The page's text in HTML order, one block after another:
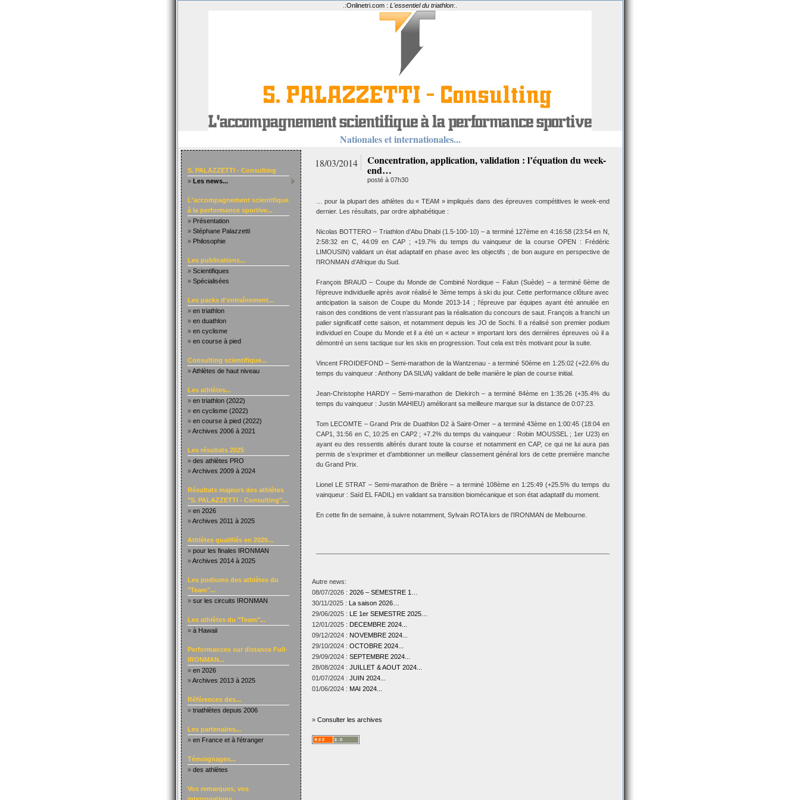
.:Onlinetri.com : L'essentiel du triathlon:.
Nationales et internationales...
S. PALAZZETTI - Consulting
» Les news...
L'accompagnement scientifique
à la performance sportive...
» Présentation
» Stéphane Palazzetti
» Philosophie
Les publications...
» Scientifiques
» Spécialisées
Les packs d'entraînement...
» en triathlon
» en duathlon
» en cyclisme
» en course à pied
Consulting scientifique...
»Athlètes de haut niveau
Les athlètes...
» en triathlon (2022)
» en cyclisme (2022)
» en course à pied (2022)
»Archives 2006 à 2021
Les résultats 2025
» des athlètes PRO
»Archives 2009 à 2024
Résultats majeurs des athlètes
"S. PALAZZETTI - Consulting"...
» en 2026
»Archives 2011 à 2025
Athlètes qualifiés en 2026...
» pour les finales IRONMAN
»Archives 2014 à 2025
Les podiums des athlètes du
"Team"...
» sur les circuits IRONMAN
Les athlètes du "Team"...
» à Hawaii
Performances sur distance Full-
IRONMAN...
» en 2026
»Archives 2013 à 2025
Références des...
» triathlètes depuis 2006
Les partenaires...
» en France et à l'étranger
Témoignages...
» des athlètes
Vos remarques, vos
18/03/2014 Concentration, application, validation : l’équation du week-
end…
posté à 07h30
… pour la plupart des athlètes du « TEAM » impliqués dans des épreuves compétitives le week-end
dernier. Les résultats, par ordre alphabétique :
Nicolas BOTTERO – Triathlon d’Abu Dhabi (1.5-100-10) – a terminé 127ème en 4:16:58 (23:54 en N,
2:58:32 en C, 44:09 en CAP ; +19.7% du temps du vainqueur de la course OPEN : Frédéric
LIMOUSIN) validant un état adaptatif en phase avec les objectifs ; de bon augure en perspective de
l’IRONMAN d’Afrique du Sud.
François BRAUD – Coupe du Monde de Combiné Nordique – Falun (Suède) – a terminé 6ème de
l’épreuve individuelle après avoir réalisé le 3ème temps à ski du jour. Cette performance clôture avec
anticipation la saison de Coupe du Monde 2013-14 ; l’épreuve par équipes ayant été annulée en
raison des conditions de vent n’assurant pas la réalisation du concours de saut. François a franchi un
palier significatif cette saison, et notamment depuis les JO de Sochi. Il a réalisé son premier podium
individuel en Coupe du Monde et il a été un « acteur » important lors des dernières épreuves où il a
démontré un sens tactique sur les skis en progression. Tout cela est très motivant pour la suite.
Vincent FROIDEFOND – Semi-marathon de la Wantzenau - a terminé 50ème en 1:25:02 (+22.6% du
temps du vainqueur : Anthony DA SILVA) validant de belle manière le plan de course initial.
Jean-Christophe HARDY – Semi-marathon de Diekirch – a terminé 84ème en 1:35:26 (+35.4% du
temps du vainqueur : Justin MAHIEU) améliorant sa meilleure marque sur la distance de 0:07:23.
Tom LECOMTE – Grand Prix de Duathlon D2 à Saint-Omer – a terminé 43ème en 1:00:45 (18:04 en
CAP1, 31:56 en C, 10:25 en CAP2 ; +7.2% du temps du vainqueur : Robin MOUSSEL ; 1er U23) en
ayant eu des ressentis altérés durant toute la course et notamment en CAP, ce qui ne lui aura pas
permis de s’exprimer et d’ambitionner un meilleur classement général lors de cette première manche
du Grand Prix.
Lionel LE STRAT – Semi-marathon de Brière – a terminé 108ème en 1:25:49 (+25.5% du temps du
vainqueur : Saïd EL FADIL) en validant sa transition biomécanique et son état adaptatif du moment.
En cette fin de semaine, à suivre notamment, Sylvain ROTA lors de l’IRONMAN de Melbourne.
Autre news:
08/07/2026 : 2026 – SEMESTRE 1…
30/11/2025 : La saison 2026…
29/06/2025 : LE 1er SEMESTRE 2025…
12/01/2025 : DECEMBRE 2024...
09/12/2024 : NOVEMBRE 2024...
29/10/2024 : OCTOBRE 2024...
29/09/2024 : SEPTEMBRE 2024...
28/08/2024 : JUILLET & AOUT 2024...
01/07/2024 : JUIN 2024...
01/06/2024 : MAI 2024...
» Consulter les archives